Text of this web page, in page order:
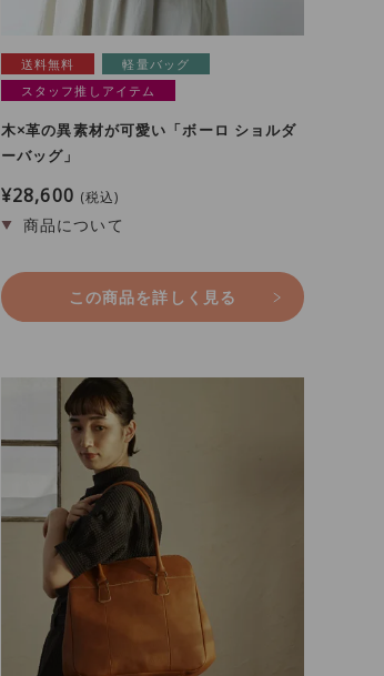
送料無料
軽量バッグ
スタッフ推しアイテム
木×革の異素材が可愛い「ボーロ ショルダ
ーバッグ」
¥28,600 税込
この商品を詳しく見る